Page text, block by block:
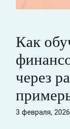
Как
через
3 февраля, 2026